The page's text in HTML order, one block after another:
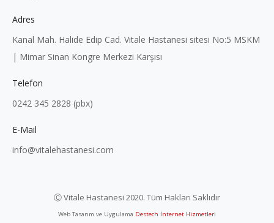
Adres
Kanal Mah. Halide Edip Cad. Vitale Hastanesi sitesi No:5 MSKM
| Mimar Sinan Kongre Merkezi Karşısı
Telefon
0242 345 2828 (pbx)
E-Mail
info@vitalehastanesi.com
Ⓒ Vitale Hastanesi 2020. Tüm Hakları Saklıdır
Web Tasarım ve Uygulama Destech İnternet Hizmetleri